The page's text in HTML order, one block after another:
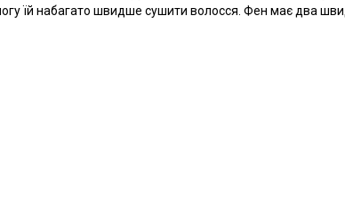
їй набагато швидше сушити волосся. Фен має два